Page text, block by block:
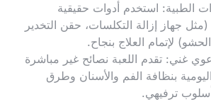
الطبية: استخدم أدوات حقيقية
جهاز إزالة التكلسات، حقن التخدير
لإتمام العلاج بنجاح.
غني: تقدم اللعبة نصائح غير مباشرة
بنظافة الفم والأسنان وطرق
ترفيهي.